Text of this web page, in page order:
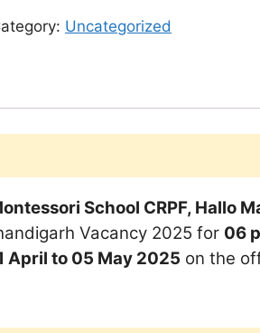
Uncategorized
School CRPF, Hallo
Vacancy 2025 for 06
April to 05 May 2025 on the